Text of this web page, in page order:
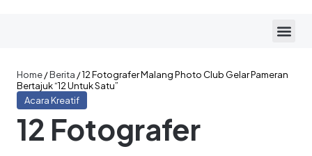
Home/Berita /12 Fotografer Malang Photo Club Gelar Pameran
Bertajuk “12 Untuk Satu”
Acara Kreatif
12 Fotografer